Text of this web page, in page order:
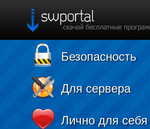
Безопасность
Для сервера
Лично для себя